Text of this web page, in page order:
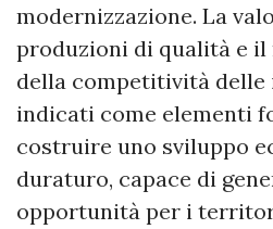
modernizzazione. La
produzioni di qualità e
della competitività delle
indicati come elementi
costruire uno sviluppo
duraturo, capace di
opportunità per i